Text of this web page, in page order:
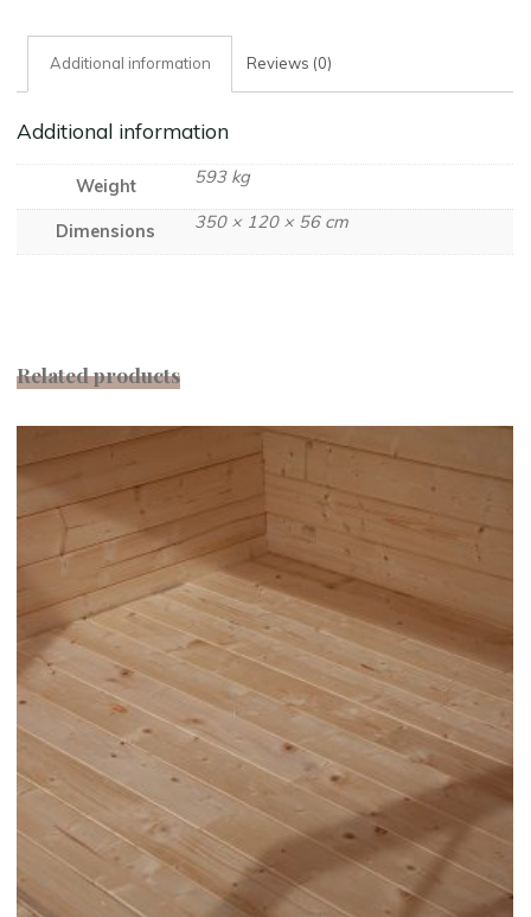
Additional information Reviews (0)
Additional information
Weight 593 kg
Dimensions 350 × 120 × 56 cm
Related products